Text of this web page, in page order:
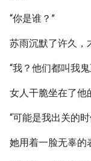
“你是谁？”
苏雨沉默了许久，
“我？他们都叫我
女人干脆坐在了他
“可能是我出关的
她用着一脸无辜的